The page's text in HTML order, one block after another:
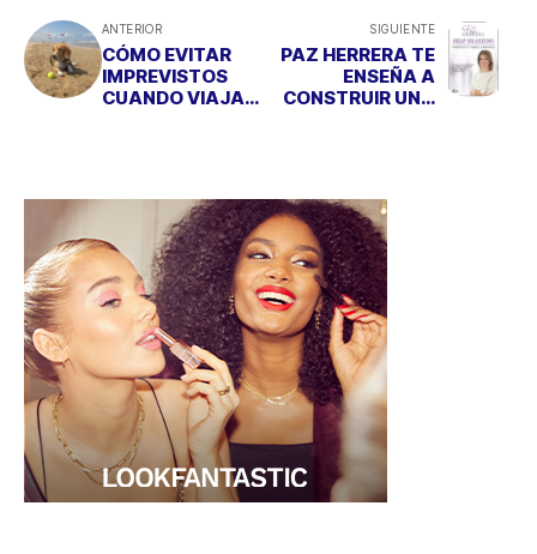
ANTERIOR
CÓMO EVITAR
IMPREVISTOS
CUANDO VIAJAS
SIGUIENTE
PAZ HERRERA TE
ENSEÑA A
CONSTRUIR UNA